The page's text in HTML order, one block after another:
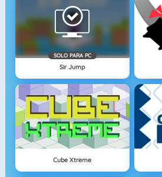
SOLO PARA PC
Sir Jump
Cube Xtreme